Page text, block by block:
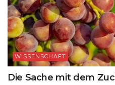
WISSENSCHAFT
Die Sache mit dem